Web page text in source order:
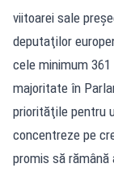
viitoarei sale
deputaţilor
cele minimum
majoritate în
priorităţile pentru
concentreze pe
promis să